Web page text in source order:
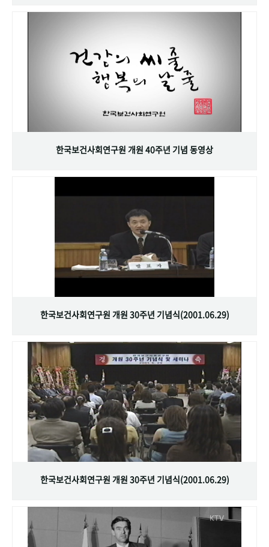
한국보건사회연구원 개원 40주년 기념 동영상
한국보건사회연구원 개원 30주년 기념식(2001.06.29)
한국보건사회연구원 개원 30주년 기념식(2001.06.29)